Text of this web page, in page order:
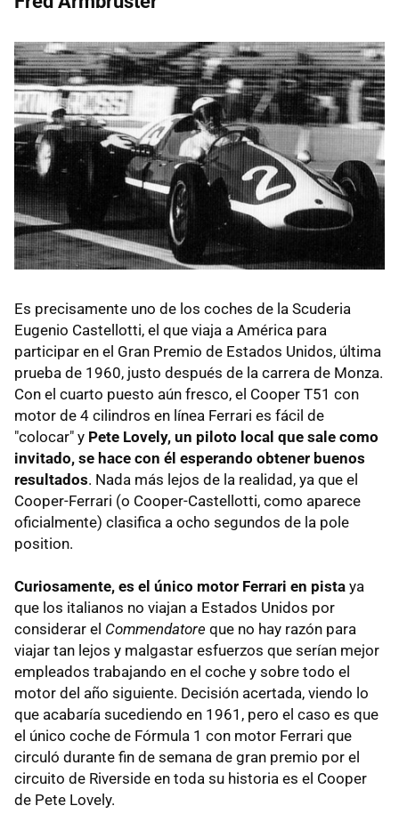
Es precisamente uno de los coches de la Scuderia
Eugenio Castellotti, el que viaja a América para
participar en el Gran Premio de Estados Unidos, última
prueba de 1960, justo después de la carrera de Monza.
Con el cuarto puesto aún fresco, el Cooper T51 con
motor de 4 cilindros en línea Ferrari es fácil de
"colocar" y Pete Lovely, un piloto local que sale como
invitado, se hace con él esperando obtener buenos
resultados. Nada más lejos de la realidad, ya que el
Cooper-Ferrari (o Cooper-Castellotti, como aparece
oficialmente) clasifica a ocho segundos de la pole
position.
Curiosamente, es el único motor Ferrari en pista ya
que los italianos no viajan a Estados Unidos por
considerar el Commendatore que no hay razón para
viajar tan lejos y malgastar esfuerzos que serían mejor
empleados trabajando en el coche y sobre todo el
motor del año siguiente. Decisión acertada, viendo lo
que acabaría sucediendo en 1961, pero el caso es que
el único coche de Fórmula 1 con motor Ferrari que
circuló durante fin de semana de gran premio por el
circuito de Riverside en toda su historia es el Cooper
de Pete Lovely.